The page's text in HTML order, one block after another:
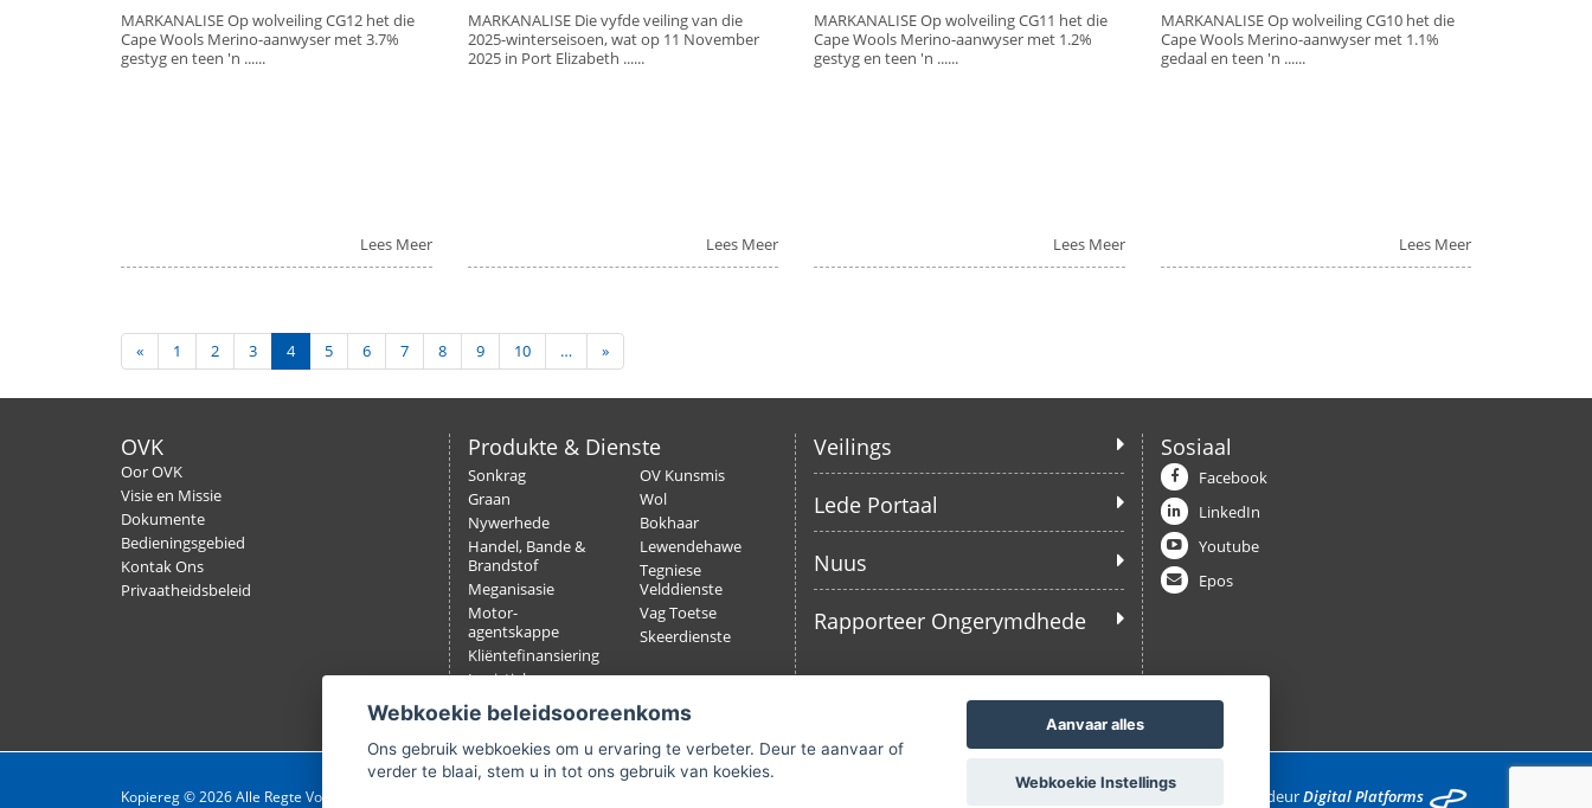
MARKANALISE Op wolveiling CG12 het die
Cape Wools Merino-aanwyser met 3.7%
gestyg en teen 'n ......
Lees Meer
MARKANALISE Die vyfde veiling van die
2025-winterseisoen, wat op 11 November
2025 in Port Elizabeth ......
Lees Meer
MARKANALISE Op wolveiling CG11 het die
Cape Wools Merino-aanwyser met 1.2%
gestyg en teen 'n ......
Lees Meer
MARKANALISE Op wolveiling CG10 het die
Cape Wools Merino-aanwyser met 1.1%
gedaal en teen 'n ......
Lees Meer
« 1 2 3 4 5 6 7 8 9 10 … »
OVK
Oor OVK
Visie en Missie
Dokumente
Bedieningsgebied
Kontak Ons
Privaatheidsbeleid
Produkte & Dienste
Sonkrag
Graan
Nywerhede
Handel, Bande &
Brandstof
Meganisasie
Motor-
agentskappe
Kliëntefinansiering
Logistiek
Versekering
OV Kunsmis
Wol
Bokhaar
Lewendehawe
Tegniese
Velddienste
Vag Toetse
Skeerdienste
Veilings
Lede Portaal
Nuus
Rapporteer Ongerymdhede
Sosiaal
Facebook
LinkedIn
Youtube
Epos
Kopiereg © 2026 Alle Regte Voorbehou. Ontwikkel deurDigital Platforms
Webkoekie beleidsooreenkoms
Ons gebruik webkoekies om u ervaring te verbeter. Deur te aanvaar of
verder te blaai, stem u in tot ons gebruik van koekies.
Aanvaar alles
Webkoekie Instellings